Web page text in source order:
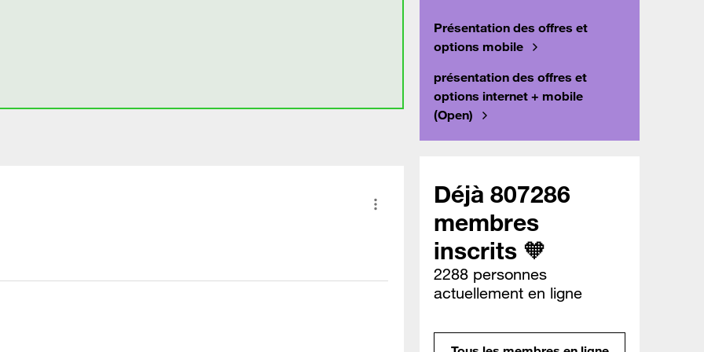
Présentation des offres et
options mobile
présentation des offres et
options internet + mobile
(Open)
Déjà 807286
membres
inscrits 🧡
2288 personnes
actuellement en ligne